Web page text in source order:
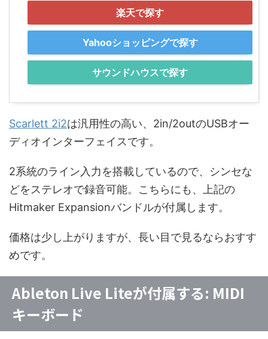
楽天で探す
Yahooショッピングで探す
サウンドハウスで探す
Scarlett 2i2は汎用性の高い、2in/2outのUSBオー
ディオインターフェイスです。
2系統のライン入力を搭載しているので、シンセな
どをステレオで録音可能。こちらにも、上記の
Hitmaker Expansionバンドルが付属します。
価格は少し上がりますが、長い目で見るならおすす
めです。
Ableton Live Liteが付属する: MIDI
キーボード